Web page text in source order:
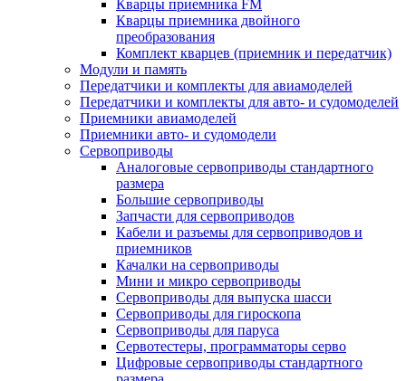
Кварцы приемника FM
Кварцы приемника двойного
преобразования
Комплект кварцев (приемник и передатчик)
Модули и память
Передатчики и комплекты для авиамоделей
Передатчики и комплекты для авто- и судомоделей
Приемники авиамоделей
Приемники авто- и судомодели
Сервоприводы
Аналоговые сервоприводы стандартного
размера
Большие сервоприводы
Запчасти для сервоприводов
Кабели и разъемы для сервоприводов и
приемников
Качалки на сервоприводы
Мини и микро сервоприводы
Сервоприводы для выпуска шасси
Сервоприводы для гироскопа
Сервоприводы для паруса
Сервотестеры, программаторы серво
Цифровые сервоприводы стандартного